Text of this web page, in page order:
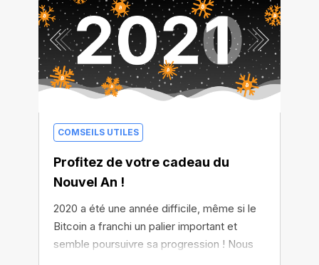
également accès à n'importe quel site web
dans le monde, vous bénéficierez d'une
connexion à haut débit, et bien plus encore
!
COMSEILS UTILES
Profitez de votre cadeau du
Nouvel An !
2020 a été une année difficile, même si le
Bitcoin a franchi un palier important et
semble poursuivre sa progression ! Nous